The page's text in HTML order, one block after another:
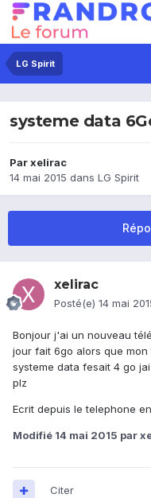
LG Spirit
systeme data
Parxelirac
14 mai 2015 dans LG Spirit
xelirac
Posté(e) 14 mai
Bonjour j'ai un nouveau
jour fait 6go alors que
systeme data fesait 4 go
plz
Ecrit depuis le telephone
Modifié 14 mai 2015 par
Citer